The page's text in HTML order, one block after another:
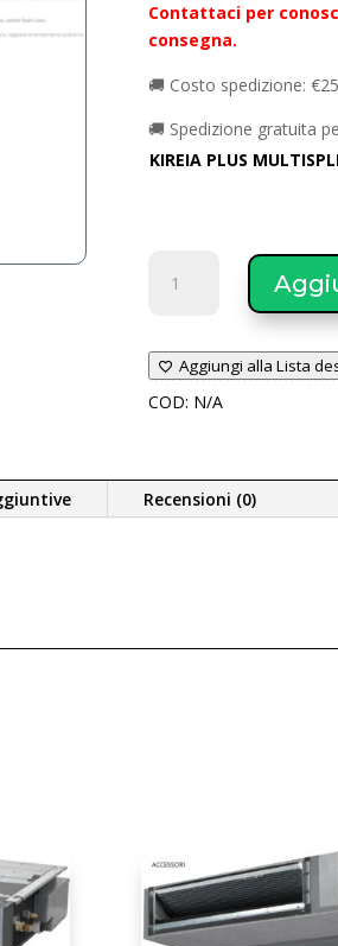
Contattaci per
consegna.
🚚 Costo spedizione: €25
🚚 Spedizione gratuita
KIREIA PLUS
Climatizzatore
PLUS
R32
SRK
20~60
Aggiungi alla Lista
COD: N/A
Recensioni (0)